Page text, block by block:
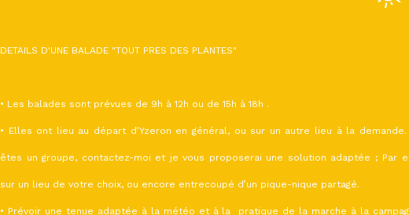
DETAILS D'UNE BALADE "TOUT PRES DES PLANTES"
• Les balades sont prévues de 9h à 12h ou de 15h à 18h .
• Elles ont lieu au départ d’Yzeron en général, ou sur un autre lieu à la demande.
êtes un groupe, contactez-moi et je vous proposerai une solution adaptée ; Par
sur un lieu de votre choix, ou encore entrecoupé d’un pique-nique partagé.
• Prévoir une tenue adaptée à la météo et à la pratique de la marche à la